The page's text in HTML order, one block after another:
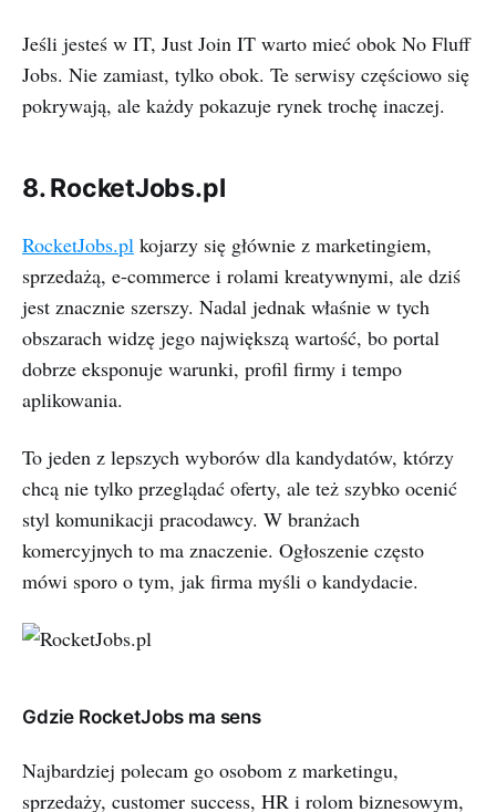
Jeśli jesteś w IT, Just Join IT warto mieć obok No Fluff
Jobs. Nie zamiast, tylko obok. Te serwisy częściowo się
pokrywają, ale każdy pokazuje rynek trochę inaczej.
8. RocketJobs.pl
RocketJobs.pl kojarzy się głównie z marketingiem,
sprzedażą, e-commerce i rolami kreatywnymi, ale dziś
jest znacznie szerszy. Nadal jednak właśnie w tych
obszarach widzę jego największą wartość, bo portal
dobrze eksponuje warunki, profil firmy i tempo
aplikowania.
To jeden z lepszych wyborów dla kandydatów, którzy
chcą nie tylko przeglądać oferty, ale też szybko ocenić
styl komunikacji pracodawcy. W branżach
komercyjnych to ma znaczenie. Ogłoszenie często
mówi sporo o tym, jak firma myśli o kandydacie.
Gdzie RocketJobs ma sens
Najbardziej polecam go osobom z marketingu,
sprzedaży, customer success, HR i rolom biznesowym,